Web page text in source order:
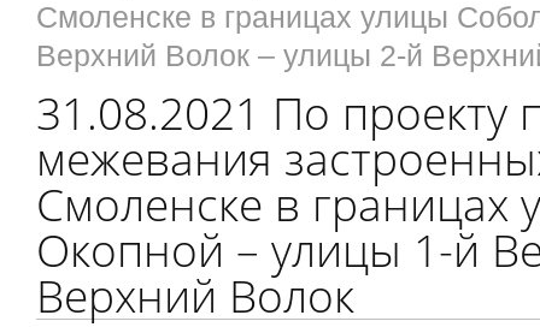
Смоленске в границах улицы
Верхний Волок – улицы 2-й
31.08.2021 По проекту
межевания
Смоленске в границах
Окопной – улицы 1-й
Верхний Волок